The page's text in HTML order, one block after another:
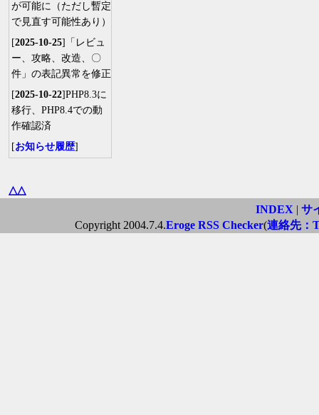
が可能に（ただし暫定
で見直す可能性あり）
[2025-10-25]「レビュ
ー、攻略、改造、〇
件」の表記異常を修正
[2025-10-22]PHP8.3に
移行、PHP8.4での動
作確認済
[お知らせ履歴]
△△
INDEX | サ
Copyright 2004.7.4.Eroge RSS Checker(連絡先：